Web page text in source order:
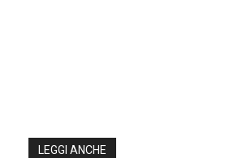
LEGGI ANCHE